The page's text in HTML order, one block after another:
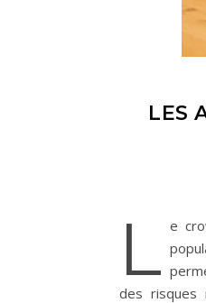
LES
L e
des risques